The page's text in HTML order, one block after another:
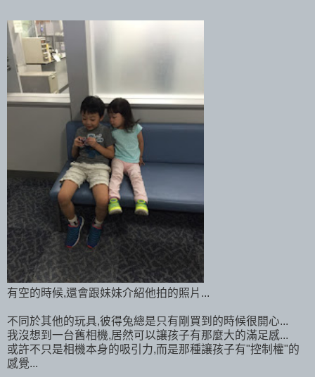
有空的時候,還會跟妹妹介紹他拍的照片...
不同於其他的玩具,彼得兔總是只有剛買到的時候很開心...
我沒想到一台舊相機,居然可以讓孩子有那麼大的滿足感...
或許不只是相機本身的吸引力,而是那種讓孩子有"控制權"的
感覺...